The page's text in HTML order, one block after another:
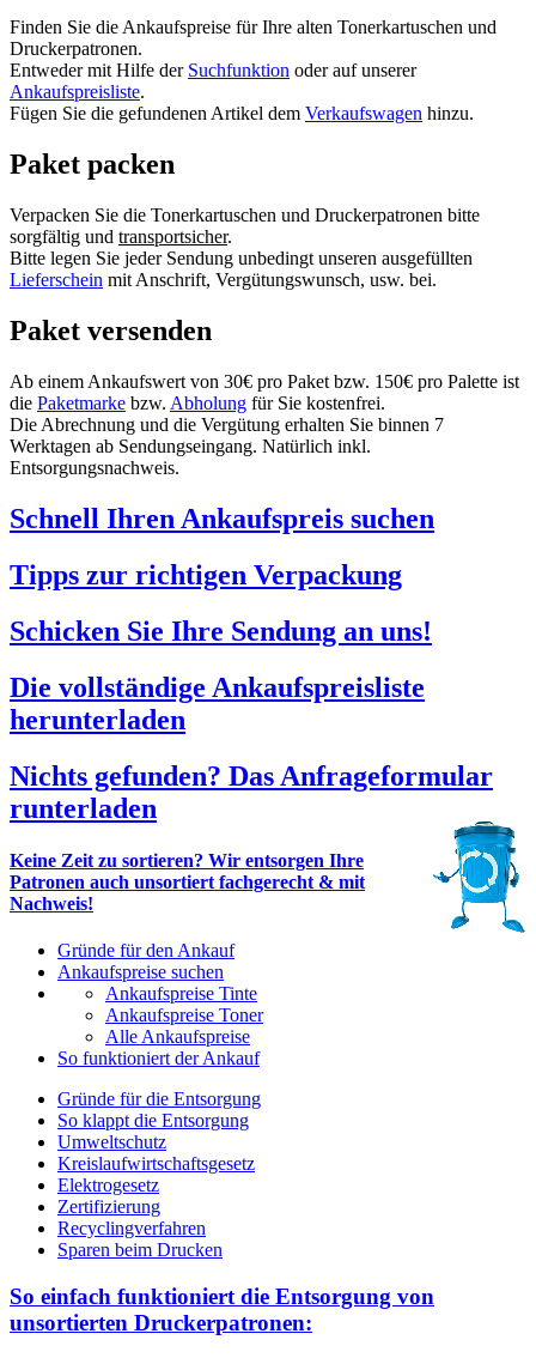
Finden Sie die Ankaufspreise für Ihre alten Tonerkartuschen und
Druckerpatronen.
Entweder mit Hilfe der Suchfunktion oder auf unserer
Ankaufspreisliste.
Fügen Sie die gefundenen Artikel dem Verkaufswagen hinzu.
Paket packen
Verpacken Sie die Tonerkartuschen und Druckerpatronen bitte
sorgfältig und transportsicher.
Bitte legen Sie jeder Sendung unbedingt unseren ausgefüllten
Lieferschein mit Anschrift, Vergütungswunsch, usw. bei.
Paket versenden
Ab einem Ankaufswert von 30€ pro Paket bzw. 150€ pro Palette ist
die Paketmarke bzw. Abholung für Sie kostenfrei.
Die Abrechnung und die Vergütung erhalten Sie binnen 7
Werktagen ab Sendungseingang. Natürlich inkl.
Entsorgungsnachweis.
Schnell Ihren Ankaufspreis suchen
Tipps zur richtigen Verpackung
Schicken Sie Ihre Sendung an uns!
Die vollständige Ankaufspreisliste
herunterladen
Nichts gefunden? Das Anfrageformular
runterladen
Keine Zeit zu sortieren? Wir entsorgen Ihre
Patronen auch unsortiert fachgerecht & mit
Nachweis!
Gründe für den Ankauf
Ankaufspreise suchen
Ankaufspreise Tinte
Ankaufspreise Toner
Alle Ankaufspreise
So funktioniert der Ankauf
Gründe für die Entsorgung
So klappt die Entsorgung
Umweltschutz
Kreislaufwirtschaftsgesetz
Elektrogesetz
Zertifizierung
Recyclingverfahren
Sparen beim Drucken
So einfach funktioniert die Entsorgung von
unsortierten Druckerpatronen: